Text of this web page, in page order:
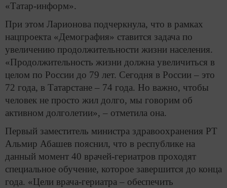
«Татар-информ».
При этом Ларионова подчеркнула, что в рамках
нацпроекта «Демография» ставится задача по
увеличению продолжительности жизни населения.
«Продолжительность жизни должна увеличиться в
целом по России до 79 лет. Сегодня в России – это
72 года, в Татарстане – 74 года. Но важно, чтобы
человек не просто жил долго, мы говорим об
активном долголетии», – отметила она.
Первый заместитель министра здравоохранения РТ
Альмир Абашев пояснил, что в республике на
данный момент 40 врачей-гериатров проходят
специальное обучение, которое завершится до конца
года. «Цели врача-гериатра – обеспечить